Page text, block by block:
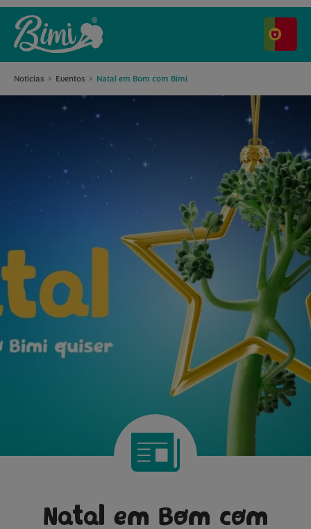
Notícias Eventos Natal em Bom com Bimi
Natal em Bom com